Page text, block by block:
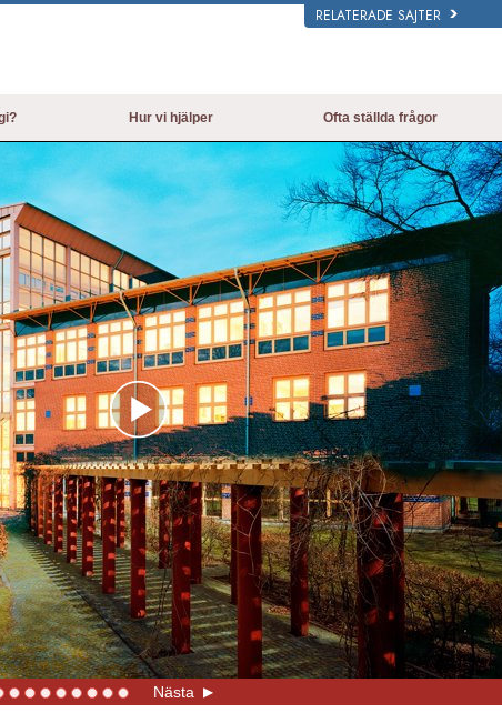
RELATERADE SAJTER
& kodexar
Scientologi
Hur vi hjälper Ofta ställda frågor
Bakgrund och grundläggande
principer
Inne i en Kyrka
Scientologins organisationer
De inledande böckerna
Ljudböcker
Introduktions-
föreläsningar
Filmer
Play
Video
Nästa